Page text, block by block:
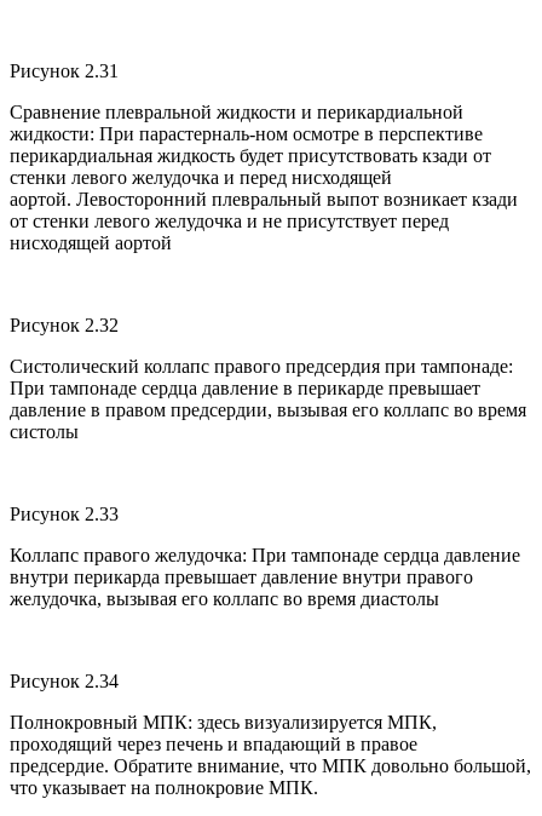
Рисунок 2.31
Сравнение плевральной жидкости и перикардиальной
жидкости: При парастерналь-ном осмотре в перспективе
перикардиальная жидкость будет присутствовать кзади от
стенки левого желудочка и перед нисходящей
аортой. Левосторонний плевральный выпот возникает кзади
от стенки левого желудочка и не присутствует перед
нисходящей аортой
Рисунок 2.32
Систолический коллапс правого предсердия при тампонаде:
При тампонаде сердца давление в перикарде превышает
давление в правом предсердии, вызывая его коллапс во время
систолы
Рисунок 2.33
Коллапс правого желудочка: При тампонаде сердца давление
внутри перикарда превышает давление внутри правого
желудочка, вызывая его коллапс во время диастолы
Рисунок 2.34
Полнокровный МПК: здесь визуализируется МПК,
проходящий через печень и впадающий в правое
предсердие. Обратите внимание, что МПК довольно большой,
что указывает на полнокровие МПК.